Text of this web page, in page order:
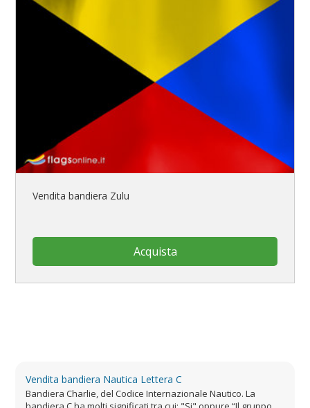
Vendita bandiera Zulu
Acquista
Vendita bandiera Nautica Lettera C
Bandiera Charlie, del Codice Internazionale Nautico. La